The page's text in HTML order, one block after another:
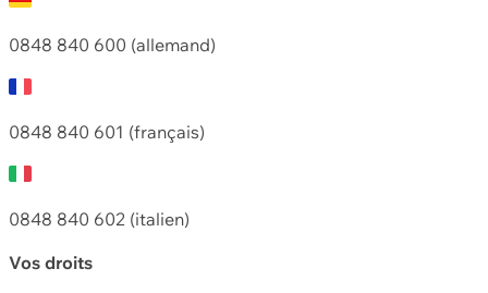
0848 840 600 (allemand)
0848 840 601 (français)
0848 840 602 (italien)
Vos droits